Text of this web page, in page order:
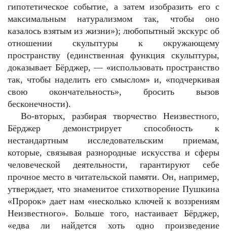
гипотетическое событие, а затем изобразить его с
максимальным натурализмом так, чтобы оно
казалось взятым из жизни»); любопытный экскурс об
отношении скульптуры к окружающему
пространству (единственная функция скульптуры,
доказывает Бёрджер, — «использовать пространство
так, чтобы наделить его смыслом» и, «подчеркивая
свою окончательность», бросить вызов
бесконечности).
Во-вторых, разбирая творчество Неизвестного,
Бёрджер демонстрирует способность к
нестандартным исследовательским приемам,
которые, связывая разнородные искусства и сферы
человеческой деятельности, гарантируют себе
прочное место в читательской памяти. Он, например,
утверждает, что знаменитое стихотворение Пушкина
«Пророк» дает нам «несколько ключей к воззрениям
Неизвестного». Больше того, настаивает Бёрджер,
«едва ли найдется хоть одно произведение